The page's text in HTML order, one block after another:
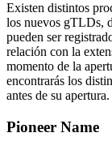
Existen distintos
los nuevos gTLDs,
pueden ser
relación con la
momento de la
encontrarás los
antes de su apertura.
Pioneer Name